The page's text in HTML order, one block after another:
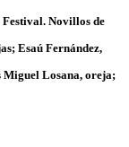
Festival. Novillos de
Esaú Fernández,
Losana, oreja;